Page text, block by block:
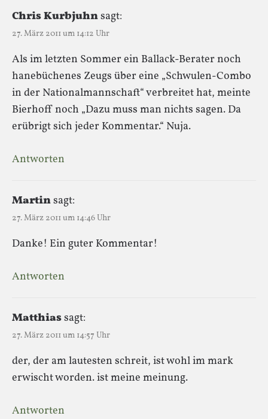
Chris Kurbjuhnsagt:
27. März 2011 um 14:12 Uhr
Als im letzten Sommer ein Ballack-Berater noch
hanebüchenes Zeugs über eine „Schwulen-Combo
in der Nationalmannschaft“ verbreitet hat, meinte
Bierhoff noch „Dazu muss man nichts sagen. Da
erübrigt sich jeder Kommentar.“ Nuja.
Antworten
Martinsagt:
27. März 2011 um 14:46 Uhr
Danke! Ein guter Kommentar!
Antworten
Matthiassagt:
27. März 2011 um 14:57 Uhr
der, der am lautesten schreit, ist wohl im mark
erwischt worden. ist meine meinung.
Antworten